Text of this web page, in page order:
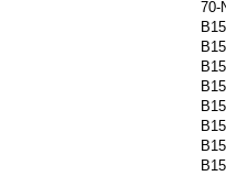
70-